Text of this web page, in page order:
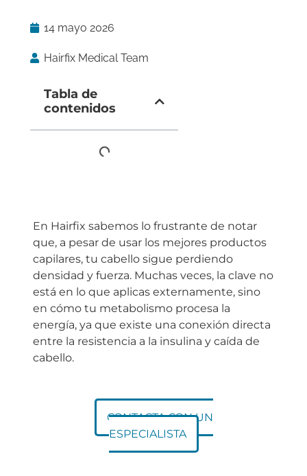
14 mayo 2026
Hairfix Medical Team
Tabla de
contenidos
En Hairfix sabemos lo frustrante de notar
que, a pesar de usar los mejores productos
capilares, tu cabello sigue perdiendo
densidad y fuerza. Muchas veces, la clave no
está en lo que aplicas externamente, sino
en cómo tu metabolismo procesa la
energía, ya que existe una conexión directa
entre la resistencia a la insulina y caída de
cabello.
CONTACTA CON UN
ESPECIALISTA